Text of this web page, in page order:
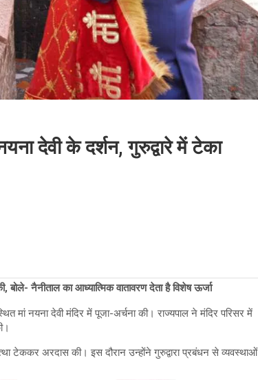
देवी के दर्शन, गुरुद्वारे में टेका
नैनीताल का आध्यात्मिक वातावरण देता है विशेष ऊर्जा
मां नयना देवी मंदिर में पूजा-अर्चना की। राज्यपाल ने मंदिर परिसर में
टेककर अरदास की। इस दौरान उन्होंने गुरुद्वारा प्रबंधन से व्यवस्थाओं